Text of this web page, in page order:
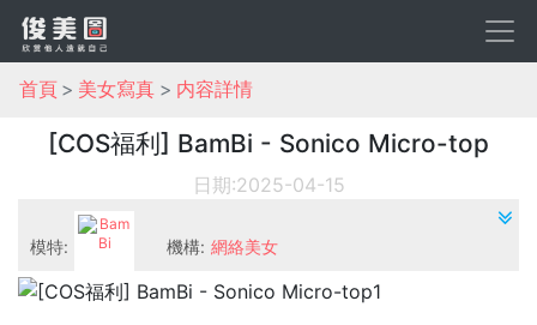
首頁 美女寫真 内容詳情
[COS福利] BamBi - Sonico Micro-top
日期:2025-04-15
模特:
BamBi
機構: 網絡美女